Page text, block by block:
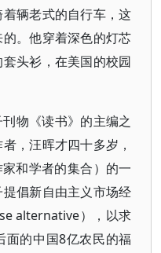
辆老式的自行车，这
。他穿着深色的灯芯
头衫，在美国的校园
物《读书》的主编之
，汪晖才四十多岁，
和学者的集合）的一
倡新自由主义市场经
alternative），以求
面的中国8亿农民的福